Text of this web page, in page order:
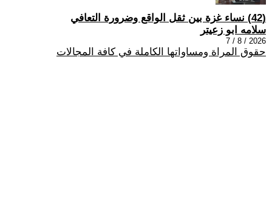
(42) نساء غزة بين ثقل الواقع وضرورة التعافي
سلامه ابو زعيتر
2026 / 8 / 7
حقوق المراة ومساواتها الكاملة في كافة المجالات